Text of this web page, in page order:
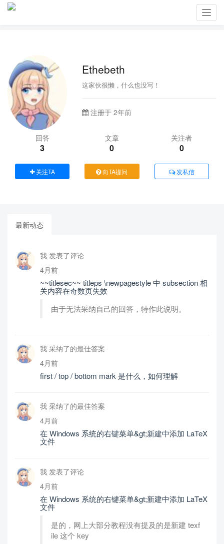
Ethebeth
这家伙很懒，什么也没写！
注册于 2年前
回答
3
文章
0
关注者
0
关注TA 向TA提问 发私信
最新动态
我 发表了评论
4月前
~~titlesec~~ titleps \newpagestyle 中 subsection 相
关内容在奇数页失效
由于无法采纳自己的回答，特作此说明。
我 采纳了的最佳答案
4月前
first / top / bottom mark 是什么，如何理解
我 采纳了的最佳答案
4月前
在 Windows 系统的右键菜单&gt;新建中添加 LaTeX
文件
我 发表了评论
4月前
在 Windows 系统的右键菜单&gt;新建中添加 LaTeX
文件
是的，网上大部分教程没有提及的是新建 texf
ile 这个 key